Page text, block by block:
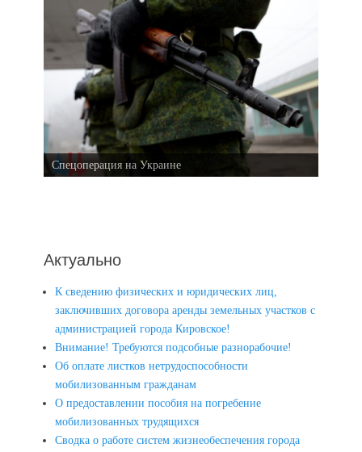
Спецоперация на Украине
Актуально
К сведению физических и юридических лиц,
заключивших договора аренды земельных участков с
администрацией города Кировское!
Внимание! Требуются подсобные разнорабочие!
Об оплате листков нетрудоспособности
мобилизованным гражданам
О предоставлении пособия на погребение
мобилизованных трудящихся
Сводка о работе систем жизнеобеспечения города